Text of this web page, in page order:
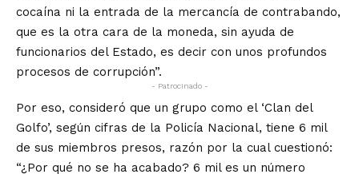
cocaína ni la entrada de la mercancía de contrabando,
que es la otra cara de la moneda, sin ayuda de
funcionarios del Estado, es decir con unos profundos
procesos de corrupción”.
- Patrocinado -
Por eso, consideró que un grupo como el ‘Clan del
Golfo’, según cifras de la Policía Nacional, tiene 6 mil
de sus miembros presos, razón por la cual cuestionó:
“¿Por qué no se ha acabado? 6 mil es un número